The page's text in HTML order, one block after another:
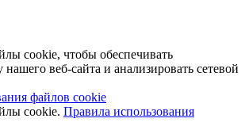
cookie, чтобы обеспечивать
веб-сайта и анализировать сетевой
файлов cookie
cookie. Правила использования